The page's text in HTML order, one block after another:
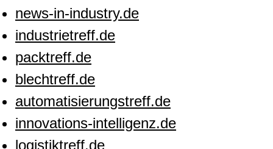
news-in-industry.de
industrietreff.de
packtreff.de
blechtreff.de
automatisierungstreff.de
innovations-intelligenz.de
logistiktreff.de